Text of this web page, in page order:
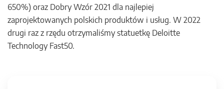
650%) oraz Dobry Wzór 2021 dla najlepiej
zaprojektowanych polskich produktów i usług. W 2022
drugi raz z rzędu otrzymaliśmy statuetkę Deloitte
Technology Fast50.